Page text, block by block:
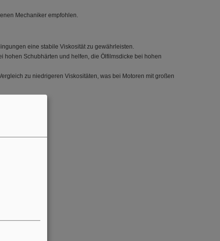
Mechaniker empfohlen.
eine stabile Viskosität zu gewährleisten.
hohen Schubhärten und helfen, die Ölfilmsdicke bei hohen
zu niedrigeren Viskositäten, was bei Motoren mit großen